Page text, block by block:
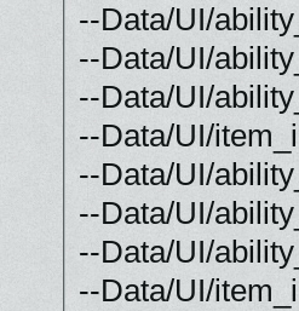
--Data/UI/
--Data/UI/
--Data/UI/
--Data/UI/
--Data/UI/
--Data/UI/
--Data/UI/
--Data/UI/